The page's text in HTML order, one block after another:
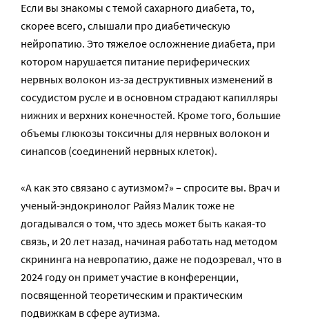
Если вы знакомы с темой сахарного диабета, то,
скорее всего, слышали про диабетическую
нейропатию. Это тяжелое осложнение диабета, при
котором нарушается питание периферических
нервных волокон из-за деструктивных изменений в
сосудистом русле и в основном страдают капилляры
нижних и верхних конечностей. Кроме того, большие
объемы глюкозы токсичны для нервных волокон и
синапсов (соединений нервных клеток).
«А как это связано с аутизмом?» – спросите вы. Врач и
ученый-эндокринолог Райяз Малик тоже не
догадывался о том, что здесь может быть какая-то
связь, и 20 лет назад, начиная работать над методом
скрининга на невропатию, даже не подозревал, что в
2024 году он примет участие в конференции,
посвященной теоретическим и практическим
подвижкам в сфере аутизма.